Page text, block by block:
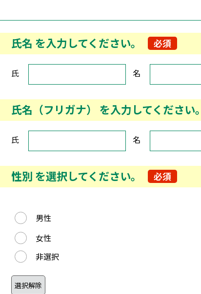
氏名 を入力してください。 必須
氏 名
氏名（フリガナ） を入力してください。
氏名（フリガナ） を入力してください。
氏 名
性別 を選択してください。 必須
男性
女性
非選択